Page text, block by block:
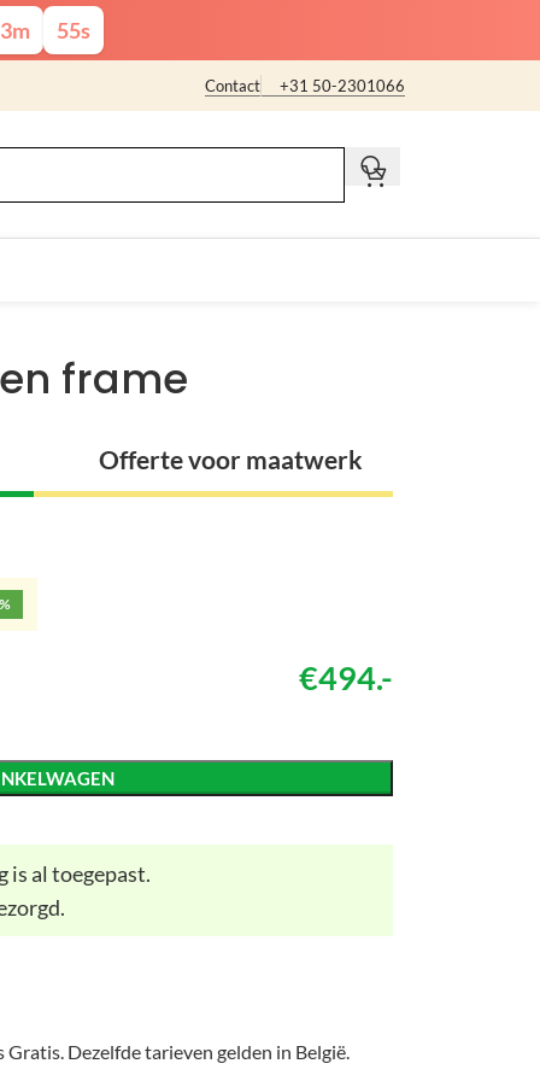
m 54s
Contact +31 50-2301066
frame
Offerte voor maatwerk
€494.-
is al toegepast.
Dezelfde tarieven gelden in België.